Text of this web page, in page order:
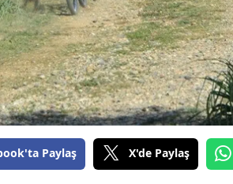
Paylaş X'de Paylaş